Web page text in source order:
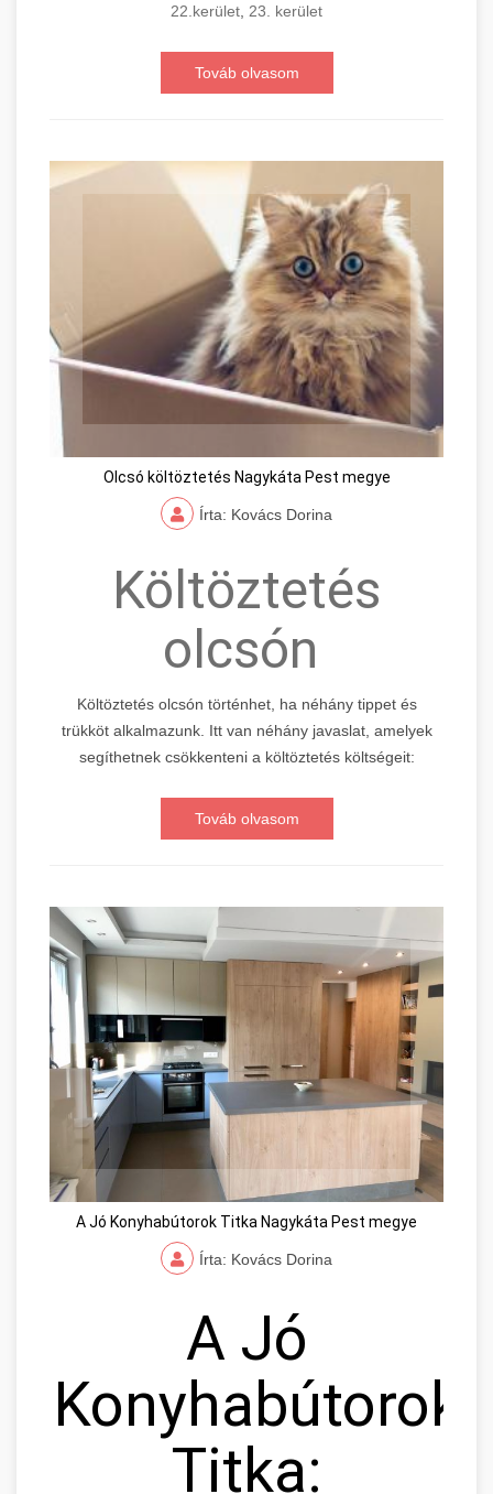
22.kerület, 23. kerület
Továb olvasom
Olcsó költöztetés Nagykáta Pest megye
Írta: Kovács Dorina
Költöztetés
olcsón
Költöztetés olcsón történhet, ha néhány tippet és
trükköt alkalmazunk. Itt van néhány javaslat, amelyek
segíthetnek csökkenteni a költöztetés költségeit:
Továb olvasom
A Jó Konyhabútorok Titka Nagykáta Pest megye
Írta: Kovács Dorina
A Jó
Konyhabútorok
Titka: